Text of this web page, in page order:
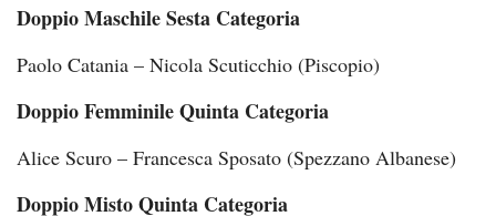
Doppio Maschile Sesta Categoria
Paolo Catania – Nicola Scuticchio (Piscopio)
Doppio Femminile Quinta Categoria
Alice Scuro – Francesca Sposato (Spezzano Albanese)
Doppio Misto Quinta Categoria